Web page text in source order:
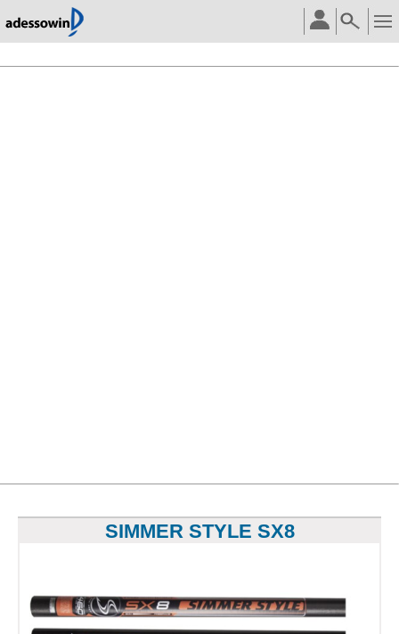
SIMMER STYLE SX8